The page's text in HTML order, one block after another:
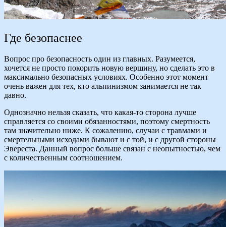
Где безопаснее
Вопрос про безопасность один из главных. Разумеется,
хочется не просто покорить новую вершину, но сделать это в
максимально безопасных условиях. Особенно этот момент
очень важен для тех, кто альпинизмом занимается не так
давно.
Однозначно нельзя сказать, что какая-то сторона лучше
справляется со своими обязанностями, поэтому смертность
там значительно ниже. К сожалению, случаи с травмами и
смертельными исходами бывают и с той, и с другой стороны
Эвереста. Данный вопрос больше связан с неопытностью, чем
с количественным соотношением.